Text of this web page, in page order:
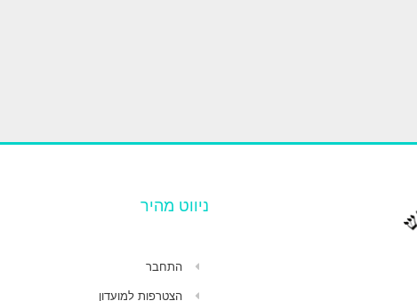
ניווט מהיר
התחבר
הצטרפות למועדון